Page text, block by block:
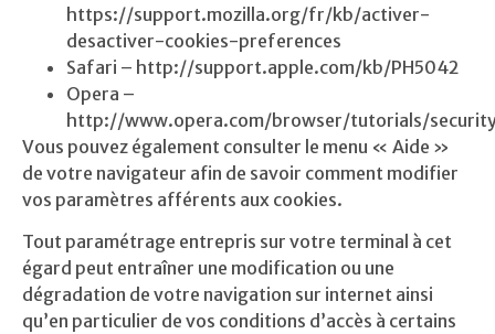
https://support.mozilla.org/fr/kb/activer-
desactiver-cookies-preferences
Safari – http://support.apple.com/kb/PH5042
Opera –
http://www.opera.com/browser/tutorials/
Vous pouvez également consulter le menu « Aide »
de votre navigateur afin de savoir comment modifier
vos paramètres afférents aux cookies.
Tout paramétrage entrepris sur votre terminal à cet
égard peut entraîner une modification ou une
dégradation de votre navigation sur internet ainsi
qu’en particulier de vos conditions d’accès à certains